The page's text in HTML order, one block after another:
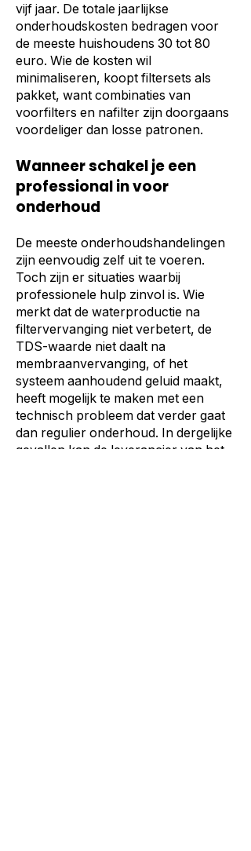
vijf jaar. De totale jaarlijkse
onderhoudskosten bedragen voor
de meeste huishoudens 30 tot 80
euro. Wie de kosten wil
minimaliseren, koopt filtersets als
pakket, want combinaties van
voorfilters en nafilter zijn doorgaans
voordeliger dan losse patronen.
Wanneer schakel je een
professional in voor
onderhoud
De meeste onderhoudshandelingen
zijn eenvoudig zelf uit te voeren.
Toch zijn er situaties waarbij
professionele hulp zinvol is. Wie
merkt dat de waterproductie na
filtervervanging niet verbetert, de
TDS-waarde niet daalt na
membraanvervanging, of het
systeem aanhoudend geluid maakt,
heeft mogelijk te maken met een
technisch probleem dat verder gaat
dan regulier onderhoud. In dergelijke
gevallen kan de leverancier van het